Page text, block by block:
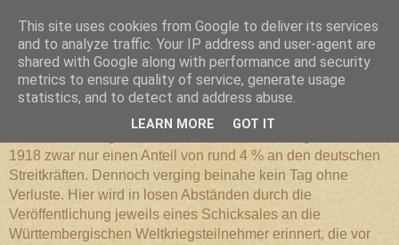
Württembergischer
Weltkriegs-Blog
1918 zwar nur einen Anteil von rund 4 % an den deutschen
Streitkräften. Dennoch verging beinahe kein Tag ohne
Verluste. Hier wird in losen Abständen durch die
Veröffentlichung jeweils eines Schicksales an die
Württembergischen Weltkriegsteilnehmer erinnert, die vor
This site uses cookies from Google to deliver its services
and to analyze traffic. Your IP address and user-agent are
shared with Google along with performance and security
metrics to ensure quality of service, generate usage
statistics, and to detect and address abuse.
LEARN MORE GOT IT